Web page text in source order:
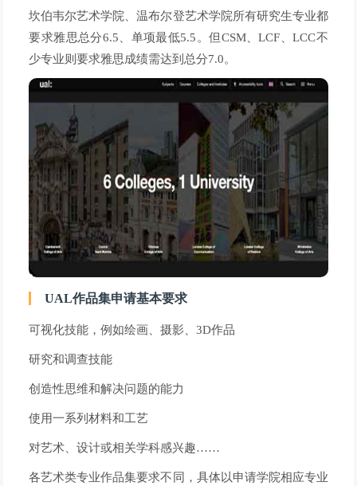
坎伯韦尔艺术学院、温布尔登艺术学院所有研究生专业都
要求雅思总分6.5、单项最低5.5。但CSM、LCF、LCC不
少专业则要求雅思成绩需达到总分7.0。
UAL作品集申请基本要求
可视化技能，例如绘画、摄影、3D作品
研究和调查技能
创造性思维和解决问题的能力
使用一系列材料和工艺
对艺术、设计或相关学科感兴趣……
各艺术类专业作品集要求不同，具体以申请学院相应专业